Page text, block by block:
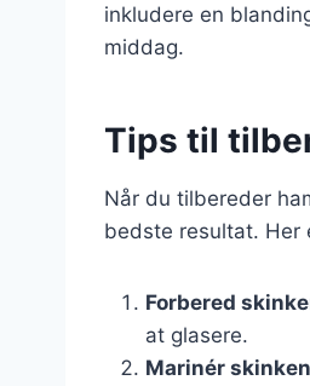
inkludere en
middag.
Tips til
Når du tilbereder
bedste resultat. Her
Forbered
at glasere.
Marinér skinken